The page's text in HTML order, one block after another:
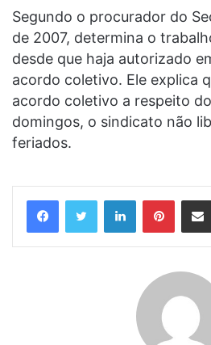
Segundo o procurador do
de 2007, determina o
desde que haja autorizado
acordo coletivo. Ele explica
acordo coletivo a respeito
domingos, o sindicato não
feriados.
Linkedin